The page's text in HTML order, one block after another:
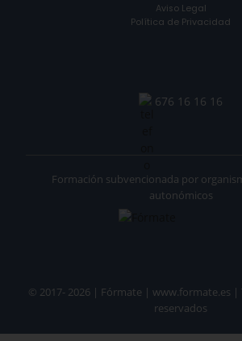
Aviso Legal
Política de Privacidad
676 16 16 16
© 2017- 2026 | Fórmate | www.formate.es |
reservados
Formación subvencionada por
autonómicos